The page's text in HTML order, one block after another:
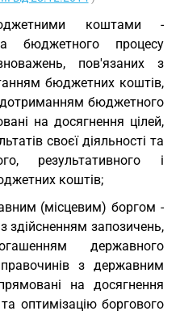
коштами -
бюджетного процесу
пов'язаних з
бюджетних коштів,
бюджетного
на досягнення цілей,
своєї діяльності та
результативного і
коштів;
(місцевим) боргом -
здійсненням запозичень,
державного
з державним
на досягнення
оптимізацію боргового